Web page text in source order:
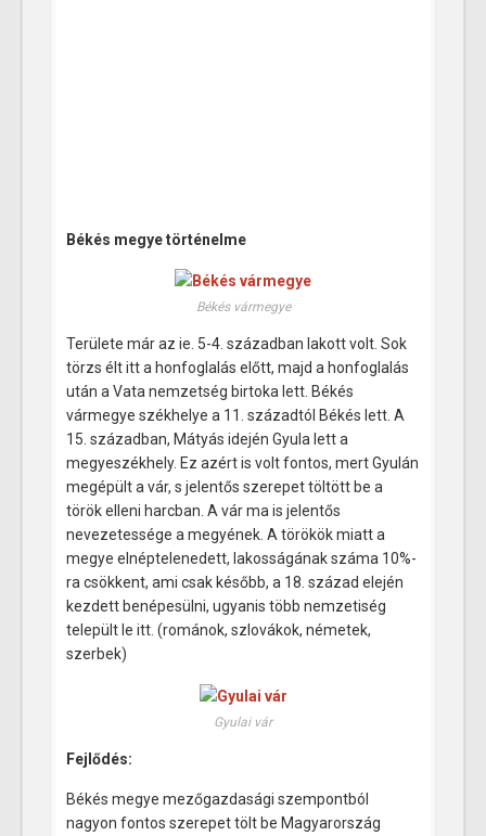
Békés megye történelme
Békés vármegye
Területe már az ie. 5-4. században lakott volt. Sok
törzs élt itt a honfoglalás előtt, majd a honfoglalás
után a Vata nemzetség birtoka lett. Békés
vármegye székhelye a 11. századtól Békés lett. A
15. században, Mátyás idején Gyula lett a
megyeszékhely. Ez azért is volt fontos, mert Gyulán
megépült a vár, s jelentős szerepet töltött be a
török elleni harcban. A vár ma is jelentős
nevezetessége a megyének. A törökök miatt a
megye elnéptelenedett, lakosságának száma 10%-
ra csökkent, ami csak később, a 18. század elején
kezdett benépesülni, ugyanis több nemzetiség
települt le itt. (románok, szlovákok, németek,
szerbek)
Gyulai vár
Fejlődés:
Békés megye mezőgazdasági szempontból
nagyon fontos szerepet tölt be Magyarország